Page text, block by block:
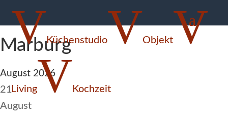
Mein Sommermenü
Marburg
August 2026
21
August
VKüchenstudioVObjektV
LivingVKochzeit